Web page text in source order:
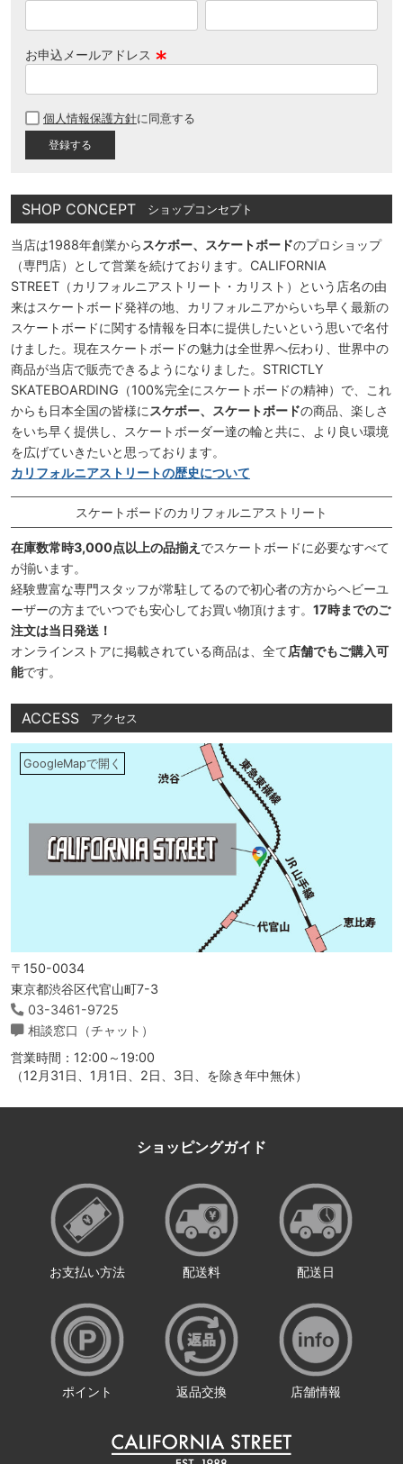
お申込メールアドレス
須
個人情報保護方針に同意する
SHOP CONCEPT ショップコンセプト
当店は1988年創業からスケボー、スケートボードのプロショップ
（専門店）として営業を続けております。CALIFORNIA
STREET（カリフォルニアストリート・カリスト）という店名の由
来はスケートボード発祥の地、カリフォルニアからいち早く最新の
スケートボードに関する情報を日本に提供したいという思いで名付
けました。現在スケートボードの魅力は全世界へ伝わり、世界中の
商品が当店で販売できるようになりました。STRICTLY
SKATEBOARDING（100%完全にスケートボードの精神）で、これ
からも日本全国の皆様にスケボー、スケートボードの商品、楽しさ
をいち早く提供し、スケートボーダー達の輪と共に、より良い環境
を広げていきたいと思っております。
カリフォルニアストリートの歴史について
スケートボードのカリフォルニアストリート
在庫数常時3,000点以上の品揃え でスケートボードに必要なすべて
が揃います。
経験豊富な専門スタッフが常駐してるので初心者の方からヘビーユ
ーザーの方までいつでも安心してお買い物頂けます。 17時までのご
注文は当日発送！
オンラインストアに掲載されている商品は、全て店舗でもご購入可
能です。
ACCESS アクセス
GoogleMapで開く
〒150-0034
東京都渋谷区代官山町7-3
03-3461-9725
相談窓口（チャット）
営業時間：12:00～19:00
（12月31日、1月1日、2日、3日、を除き年中無休）
ショッピングガイド
お支払い方法 配送料 配送日
ポイント 返品交換 店舗情報